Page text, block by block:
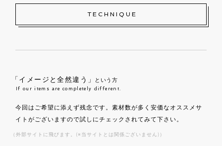
TECHNIQUE
「イメージと全然違う」 という方
If our items are completely different.
今回はご希望に添えず残念です。素材数が多く安価なオススメサ
イトがございますので試しにチェックされてみて下さい。
（外部サイトに飛びます。(※当サイトとは関係ございません)）